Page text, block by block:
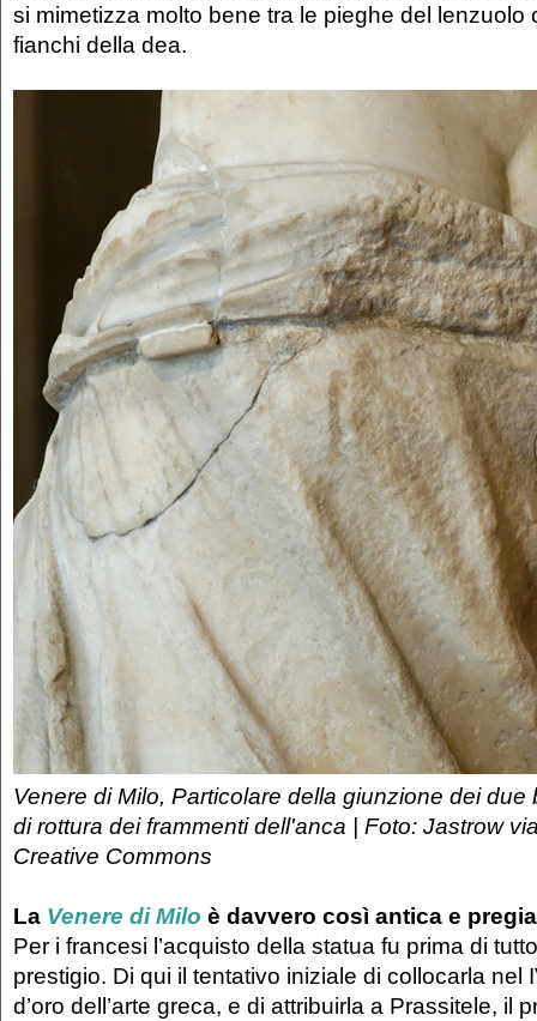
si mimetizza molto bene tra le pieghe del lenzuolo
fianchi della dea.
Venere di Milo, Particolare della giunzione dei due
di rottura dei frammenti dell'anca | Foto: Jastrow
Creative Commons
La Venere di Milo è davvero così antica e
Per i francesi l’acquisto della statua fu prima di
prestigio. Di qui il tentativo iniziale di collocarla nel
d’oro dell’arte greca, e di attribuirla a Prassitele, il